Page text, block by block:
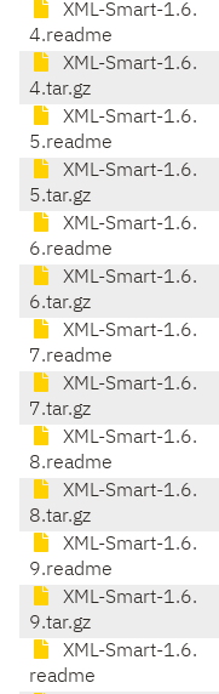
XML-Smart-1.6.
4.readme
XML-Smart-1.6.
4.tar.gz
XML-Smart-1.6.
5.readme
XML-Smart-1.6.
5.tar.gz
XML-Smart-1.6.
6.readme
XML-Smart-1.6.
6.tar.gz
XML-Smart-1.6.
7.readme
XML-Smart-1.6.
7.tar.gz
XML-Smart-1.6.
8.readme
XML-Smart-1.6.
8.tar.gz
XML-Smart-1.6.
9.readme
XML-Smart-1.6.
9.tar.gz
XML-Smart-1.6.
readme